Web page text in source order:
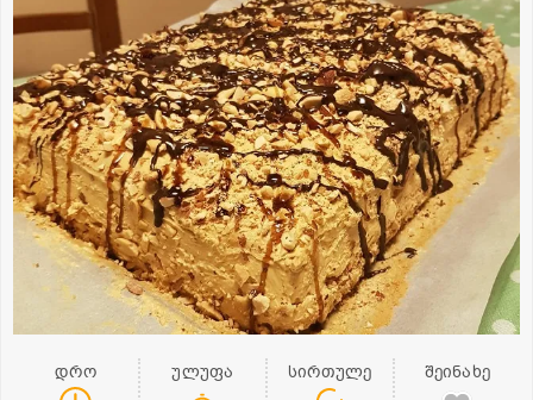
დრო ულუფა სირთულე შეინახე